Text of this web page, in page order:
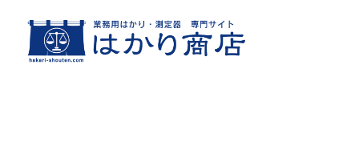
ホーム はかりブログ